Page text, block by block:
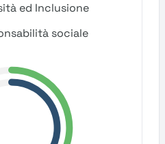
ed Inclusione
sociale